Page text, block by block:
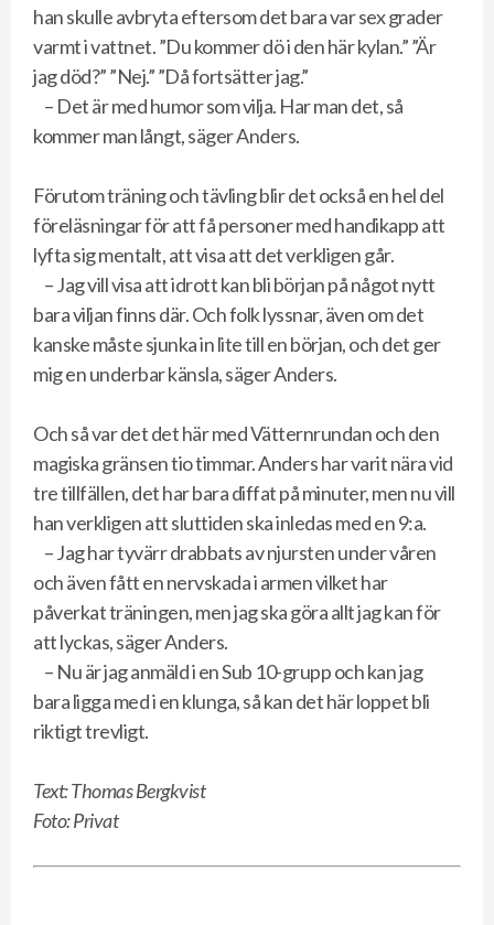
han skulle avbryta eftersom det bara var sex grader
varmt i vattnet. ”Du kommer dö i den här kylan.” ”Är
jag död?” ”Nej.” ”Då fortsätter jag.”
– Det är med humor som vilja. Har man det, så
kommer man långt, säger Anders.
Förutom träning och tävling blir det också en hel del
föreläsningar för att få personer med handikapp att
lyfta sig mentalt, att visa att det verkligen går.
– Jag vill visa att idrott kan bli början på något nytt
bara viljan finns där. Och folk lyssnar, även om det
kanske måste sjunka in lite till en början, och det ger
mig en underbar känsla, säger Anders.
Och så var det det här med Vätternrundan och den
magiska gränsen tio timmar. Anders har varit nära vid
tre tillfällen, det har bara diffat på minuter, men nu vill
han verkligen att sluttiden ska inledas med en 9:a.
– Jag har tyvärr drabbats av njursten under våren
och även fått en nervskada i armen vilket har
påverkat träningen, men jag ska göra allt jag kan för
att lyckas, säger Anders.
– Nu är jag anmäld i en Sub 10-grupp och kan jag
bara ligga med i en klunga, så kan det här loppet bli
riktigt trevligt.
Text: Thomas Bergkvist
Foto: Privat